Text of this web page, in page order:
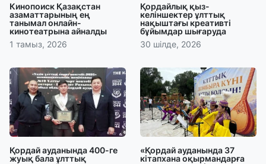
Кинопоиск Қазақстан
азаматтарының ең
танымал онлайн-
кинотеатрына айналды
1 тамыз, 2026
Қордайлық қыз-
келіншектер ұлттық
нақыштағы креативті
бұйымдар шығаруда
30 шілде, 2026
Қордай ауданында 400-ге
жуық бала ұлттық
«Қордай ауданында 37
кітапхана оқырмандарға